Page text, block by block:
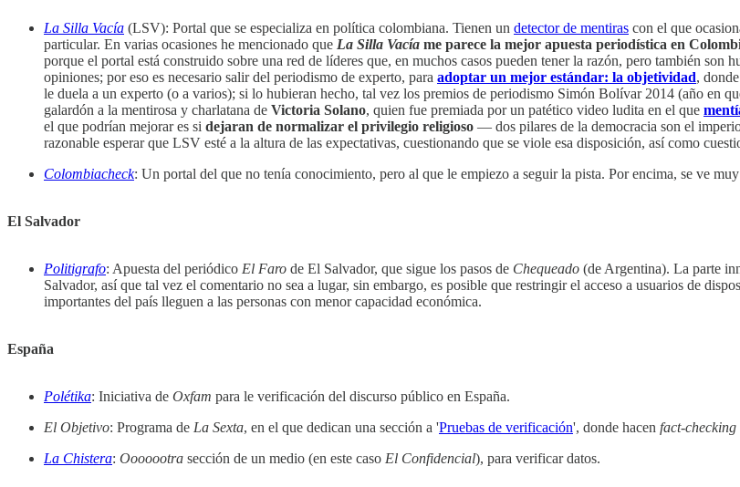
La Silla Vacía (LSV): Portal que se especializa en política colombiana. Tienen un detector de mentiras con el que
particular. En varias ocasiones he mencionado que La Silla Vacía me parece la mejor apuesta periodística en
porque el portal está construido sobre una red de líderes que, en muchos casos pueden tener la razón, pero también son
opiniones; por eso es necesario salir del periodismo de experto, para adoptar un mejor estándar: la objetividad,
le duela a un experto (o a varios); si lo hubieran hecho, tal vez los premios de periodismo Simón Bolívar 2014 (año en
galardón a la mentirosa y charlatana de Victoria Solano, quien fue premiada por un patético video ludita en el que
el que podrían mejorar es si dejaran de normalizar el privilegio religioso — dos pilares de la democracia son el
razonable esperar que LSV esté a la altura de las expectativas, cuestionando que se viole esa disposición, así como
Colombiacheck: Un portal del que no tenía conocimiento, pero al que le empiezo a seguir la pista. Por encima, se ve
El Salvador
Politigrafo: Apuesta del periódico El Faro de El Salvador, que sigue los pasos de Chequeado (de Argentina). La parte
Salvador, así que tal vez el comentario no sea a lugar, sin embargo, es posible que restringir el acceso a usuarios de
importantes del país lleguen a las personas con menor capacidad económica.
España
Polétika: Iniciativa de Oxfam para le verificación del discurso público en España.
El Objetivo: Programa de La Sexta, en el que dedican una sección a 'Pruebas de verificación', donde hacen fact-checking
La Chistera: Ooooootra sección de un medio (en este caso El Confidencial), para verificar datos.